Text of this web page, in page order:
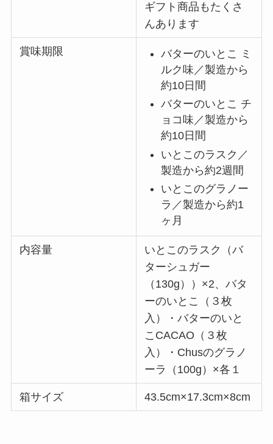
ギフト商品もたくさ
んあります
賞味期限
バターのいとこ ミ
ルク味／製造から
約10日間
バターのいとこ チ
ョコ味／製造から
約10日間
いとこのラスク／
製造から約2週間
いとこのグラノー
ラ／製造から約1
ヶ月
内容量
いとこのラスク（バ
ターシュガー
（130g））×2、バタ
ーのいとこ（３枚
入）・バターのいと
こCACAO（３枚
入）・Chusのグラノ
ーラ（100g）×各１
箱サイズ 43.5cm×17.3cm×8cm